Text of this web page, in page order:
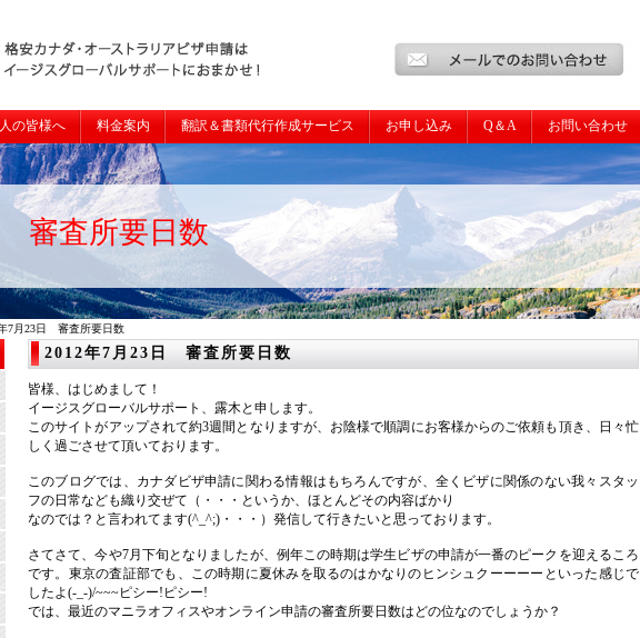
の皆様へ 料金案内 翻訳＆書類代行作成サービス お申し込み Q＆A お問い合わせ
審査所要日数
7月23日 審査所要日数
2012年7月23日 審査所要日数
皆様、はじめまして！
イージスグローバルサポート、露木と申します。
このサイトがアップされて約3週間となりますが、お陰様で順調にお客様からのご依頼も頂き、日々忙
しく過ごさせて頂いております。
このブログでは、カナダビザ申請に関わる情報はもちろんですが、全くビザに関係のない我々スタッ
フの日常なども織り交ぜて（・・・というか、ほとんどその内容ばかり
なのでは？と言われてます(^_^;)・・・）発信して行きたいと思っております。
さてさて、今や7月下旬となりましたが、例年この時期は学生ビザの申請が一番のピークを迎えるころ
です。東京の査証部でも、この時期に夏休みを取るのはかなりのヒンシュクーーーーといった感じで
したよ(-_-)/~~~ピシー!ピシー!
では、最近のマニラオフィスやオンライン申請の審査所要日数はどの位なのでしょうか？